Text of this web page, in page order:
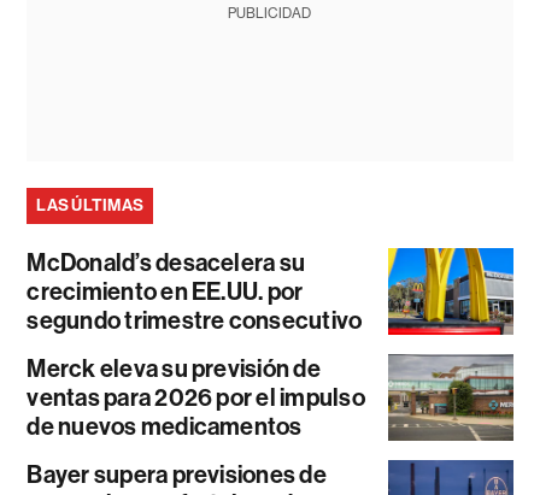
PUBLICIDAD
LAS ÚLTIMAS
McDonald’s desacelera su
crecimiento en EE.UU. por
segundo trimestre consecutivo
Merck eleva su previsión de
ventas para 2026 por el impulso
de nuevos medicamentos
Bayer supera previsiones de